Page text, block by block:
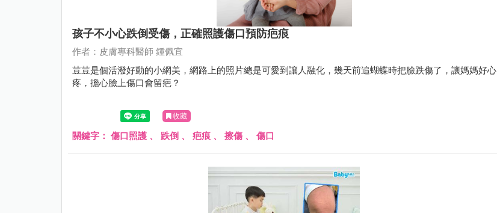
孩子不小心跌倒受傷，正確照護傷口預防疤痕
作者：皮膚專科醫師 鍾佩宜
荳荳是個活潑好動的小網美，網路上的照片總是可愛到讓人融化，幾天前追蝴蝶時把臉跌傷了，讓媽媽好心
疼，擔心臉上傷口會留疤？
收藏
關鍵字： 傷口照護 、 跌倒 、 疤痕 、 擦傷 、 傷口